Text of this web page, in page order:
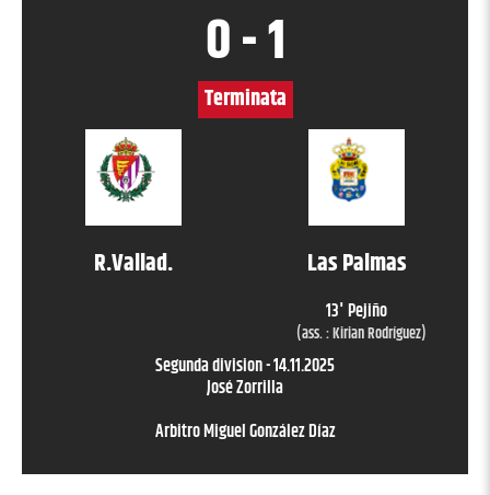
R.Vallad. Las Palmas
13' Pejiño
(ass. :Kirian Rodríguez)
0-1
Terminata
Segunda division-14.11.2025
José Zorrilla
ArbitroMiguel González Díaz